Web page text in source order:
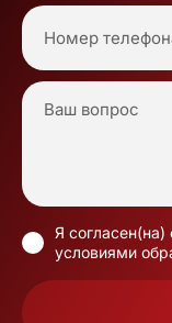
Я согласен(на)
условиями